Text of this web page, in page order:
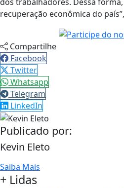
recuperação econômica do
Compartilhe
Facebook
Twitter
Whatsapp
Telegram
LinkedIn
Publicado por:
Kevin Eleto
Saiba Mais
+ Lidas